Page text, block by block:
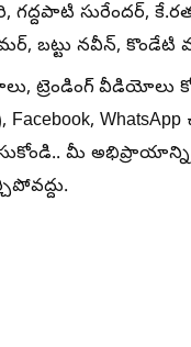
గద్దపాటి సురేందర్,
నవీన్, కొండేటి
ట్రెండింగ్ వీడియోలు
మీ